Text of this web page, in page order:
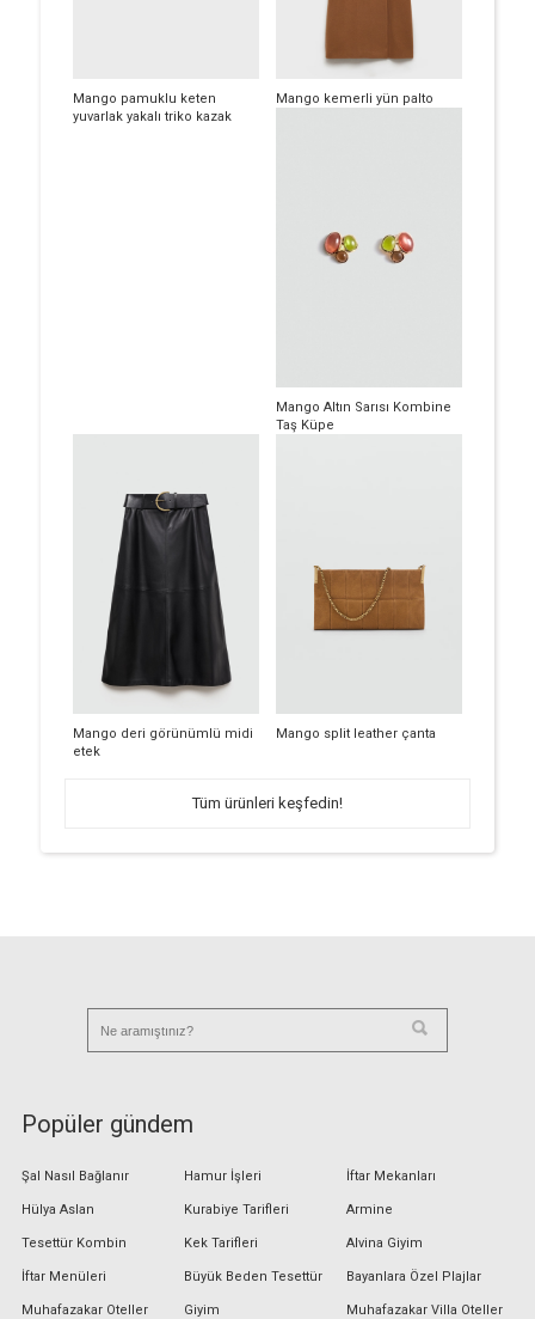
Mango pamuklu keten
yuvarlak yakalı triko kazak
Mango kemerli yün palto
Mango Altın Sarısı Kombine
Taş Küpe
Mango deri görünümlü midi
etek
Mango split leather çanta
Tüm ürünleri keşfedin!
Popüler gündem
Şal Nasıl Bağlanır
Hülya Aslan
Tesettür Kombin
İftar Menüleri
Muhafazakar Oteller
Hamur İşleri
Kurabiye Tarifleri
Kek Tarifleri
Büyük Beden Tesettür
Giyim
İftar Mekanları
Armine
Alvina Giyim
Bayanlara Özel Plajlar
Muhafazakar Villa Oteller